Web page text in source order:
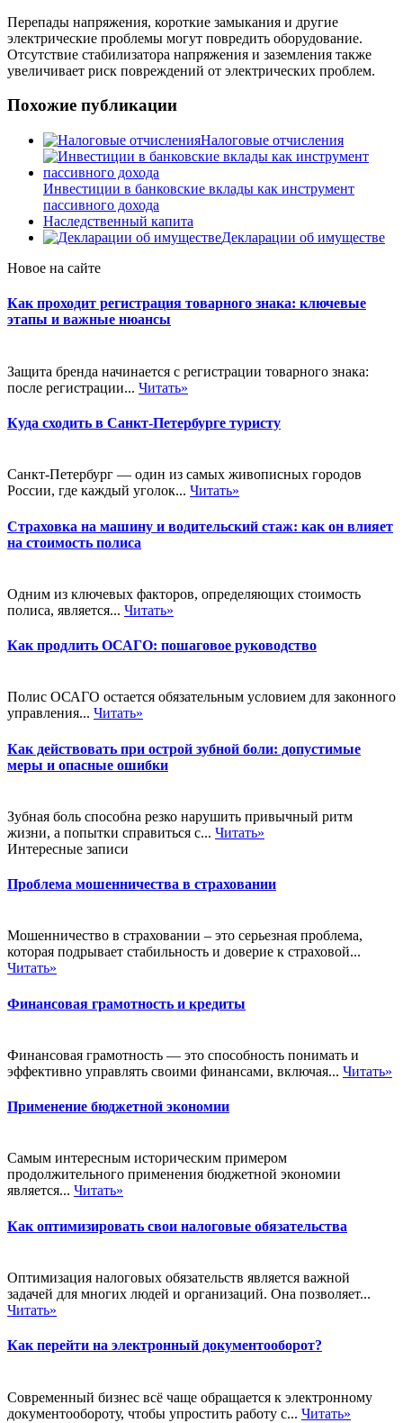
Перепады напряжения, короткие замыкания и другие
электрические проблемы могут повредить оборудование.
Отсутствие стабилизатора напряжения и заземления также
увеличивает риск повреждений от электрических проблем.
Похожие публикации
Налоговые отчисления
Инвестиции в банковские вклады как инструмент
пассивного дохода
Наследственный капита
Декларации об имуществе
Новое на сайте
Как проходит регистрация товарного знака: ключевые
этапы и важные нюансы
Защита бренда начинается с регистрации товарного знака:
после регистрации... Читать»
Куда сходить в Санкт-Петербурге туристу
Санкт-Петербург — один из самых живописных городов
России, где каждый уголок... Читать»
Страховка на машину и водительский стаж: как он влияет
на стоимость полиса
Одним из ключевых факторов, определяющих стоимость
полиса, является... Читать»
Как продлить ОСАГО: пошаговое руководство
Полис ОСАГО остается обязательным условием для законного
управления... Читать»
Как действовать при острой зубной боли: допустимые
меры и опасные ошибки
Зубная боль способна резко нарушить привычный ритм
жизни, а попытки справиться с... Читать»
Интересные записи
Проблема мошенничества в страховании
Мошенничество в страховании – это серьезная проблема,
которая подрывает стабильность и доверие к страховой...
Читать»
Финансовая грамотность и кредиты
Финансовая грамотность — это способность понимать и
эффективно управлять своими финансами, включая... Читать»
Применение бюджетной экономии
Самым интересным историческим примером
продолжительного применения бюджетной экономии
является... Читать»
Как оптимизировать свои налоговые обязательства
Оптимизация налоговых обязательств является важной
задачей для многих людей и организаций. Она позволяет...
Читать»
Как перейти на электронный документооборот?
Современный бизнес всё чаще обращается к электронному
документообороту, чтобы упростить работу с... Читать»